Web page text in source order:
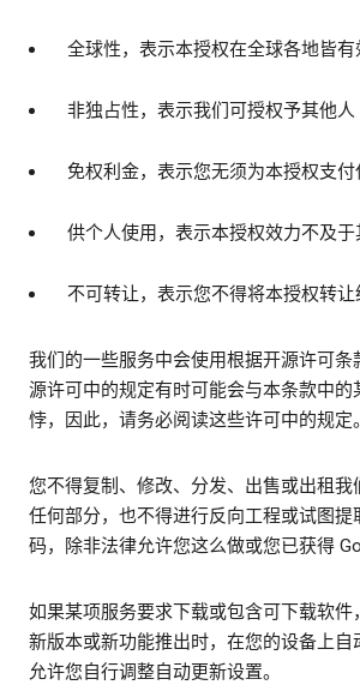
全球性，表示本授权在全球各地皆有
非独占性，表示我们可授权予其他人
免权利金，表示您无须为本授权支付
供个人使用，表示本授权效力不及于
不可转让，表示您不得将本授权转让
我们的一些服务中会使用根据开源许可条
源许可中的规定有时可能会与本条款中的
悖，因此，请务必阅读这些许可中的规定。
您不得复制、修改、分发、出售或出租我
任何部分，也不得进行反向工程或试图提
码，除非法律允许您这么做或您已获得
如果某项服务要求下载或包含可下载软件
新版本或新功能推出时，在您的设备上自
允许您自行调整自动更新设置。